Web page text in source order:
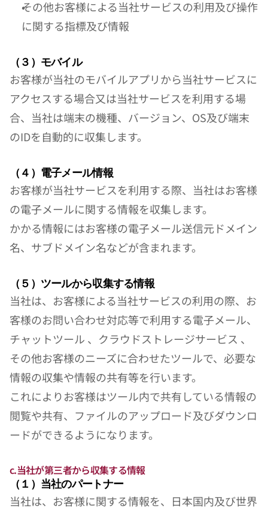
その他お客様による当社サービスの利用及び操作
に関する指標及び情報
（３）モバイル
お客様が当社のモバイルアプリから当社サービスに
アクセスする場合又は当社サービスを利用する場
合、当社は端末の機種、バージョン、OS及び端末
のIDを自動的に収集します。
（４）電子メール情報
お客様が当社サービスを利用する際、当社はお客様
の電子メールに関する情報を収集します。
かかる情報にはお客様の電子メール送信元ドメイン
名、サブドメイン名などが含まれます。
（５）ツールから収集する情報
当社は、お客様による当社サービスの利用の際、お
客様のお問い合わせ対応等で利用する電子メール、
チャットツール 、クラウドストレージサービス 、
その他お客様のニーズに合わせたツールで、必要な
情報の収集や情報の共有等を行います。
これによりお客様はツール内で共有している情報の
閲覧や共有、ファイルのアップロード及びダウンロ
ードができるようになります。
c.当社が第三者から収集する情報
（１）当社のパートナー
当社は、お客様に関する情報を、日本国内及び世界